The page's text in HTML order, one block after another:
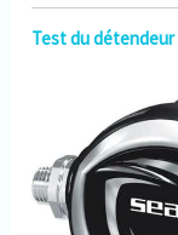
Test du détendeur